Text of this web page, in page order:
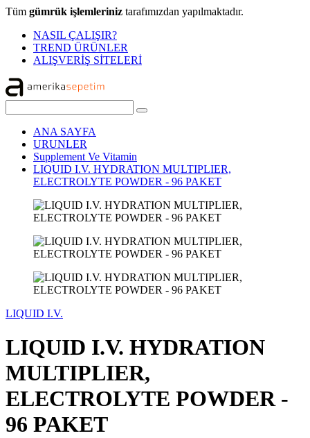
Tüm gümrük işlemleriniz tarafımızdan yapılmaktadır.
NASIL ÇALIŞIR?
TREND ÜRÜNLER
ALIŞVERİŞ SİTELERİ
ANA SAYFA
URUNLER
Supplement Ve Vitamin
LIQUID I.V. HYDRATION MULTIPLIER,
ELECTROLYTE POWDER - 96 PAKET
LIQUID I.V.
LIQUID I.V. HYDRATION
MULTIPLIER,
ELECTROLYTE POWDER -
96 PAKET